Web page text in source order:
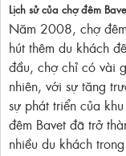
Lịch sử của chợ đêm
Năm 2008, chợ
hút thêm du khách
đầu, chợ chỉ có vài
nhiên, với sự tăng
sự phát triển của
đêm Bavet đã trở
nhiều du khách